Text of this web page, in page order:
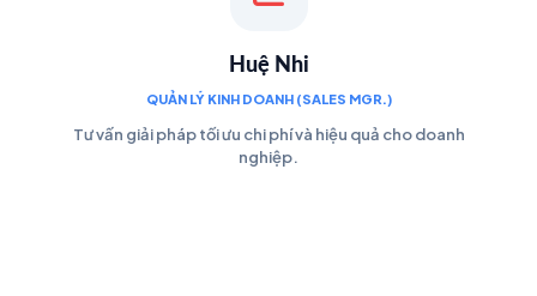
Huệ Nhi
QUẢN LÝ KINH DOANH (SALES MGR.)
Tư vấn giải pháp tối ưu chi phí và hiệu quả cho doanh
nghiệp.